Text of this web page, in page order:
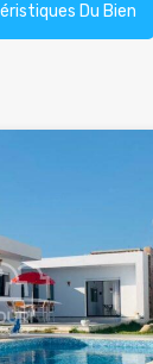
Du Bien